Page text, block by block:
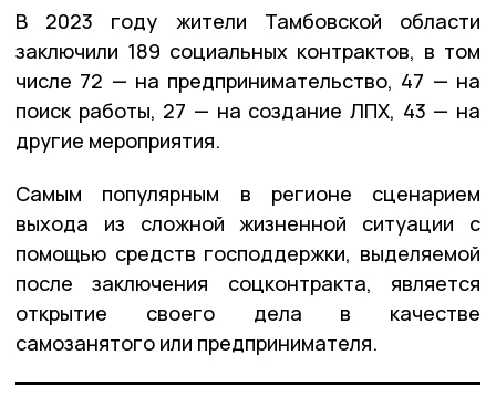
В 2023 году жители Тамбовской области
заключили 189 социальных контрактов, в том
числе 72 — на предпринимательство, 47 — на
поиск работы, 27 — на создание ЛПХ, 43 — на
другие мероприятия.
Самым популярным в регионе сценарием
выхода из сложной жизненной ситуации с
помощью средств господдержки, выделяемой
после заключения соцконтракта, является
открытие своего дела в качестве
самозанятого или предпринимателя.